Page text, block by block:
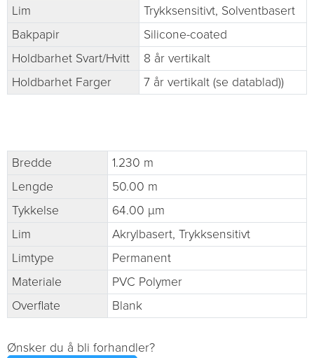
Lim
Trykksensitivt, Solventbasert
Bakpapir
Silicone-coated
Holdbarhet Svart/Hvitt
8 år vertikalt
Holdbarhet Farger
7 år vertikalt (se datablad))
Bredde
1.230 m
Lengde
50.00 m
Tykkelse
64.00 µm
Lim
Akrylbasert, Trykksensitivt
Limtype
Permanent
Materiale
PVC Polymer
Overflate
Blank
Ønsker du å bli forhandler?